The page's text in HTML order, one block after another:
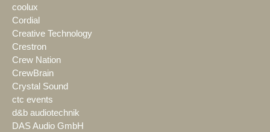
coolux
Cordial
Creative Technology
Crestron
Crew Nation
CrewBrain
Crystal Sound
ctc events
d&b audiotechnik
DAS Audio GmbH